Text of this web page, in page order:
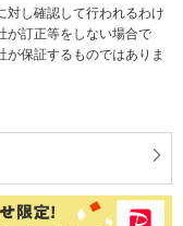
対し確認して行われるわけ
が訂正等をしない場合で
保証するものではありま